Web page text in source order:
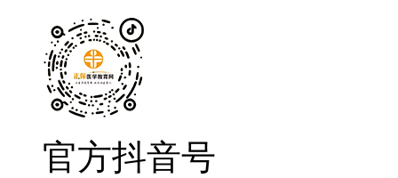
官方抖音号